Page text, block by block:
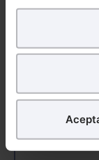
analíticospara
nuestra
para poder
¿Qué
en la web sea